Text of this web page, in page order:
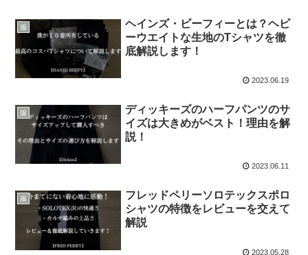
服
ヘインズ・ビーフィーとは？ヘビ
ーウエイトな生地のTシャツを徹
底解説します！
2023.06.19
服
ディッキーズのハーフパンツのサ
イズは大きめがベスト！理由を解
説！
2023.06.11
服
フレッドペリーソロテックスポロ
シャツの特徴をレビューを交えて
解説
2023.05.28